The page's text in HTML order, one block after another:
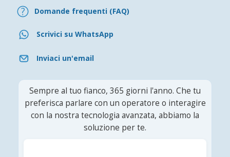
Domande frequenti (FAQ)
Scrivici su WhatsApp
Inviaci un'email
Sempre al tuo fianco, 365 giorni l'anno. Che tu
preferisca parlare con un operatore o interagire
con la nostra tecnologia avanzata, abbiamo la
soluzione per te.